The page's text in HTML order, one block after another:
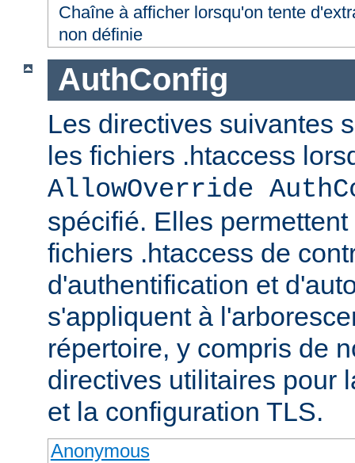
Chaîne à afficher lorsqu'on tente
non définie
AuthConfig
Les directives suivantes
les fichiers .htaccess
AllowOverride
spécifié. Elles
fichiers .htaccess de
d'authentification et
s'appliquent à
répertoire, y compris de
directives utilitaires pour
et la configuration TLS.
Anonymous